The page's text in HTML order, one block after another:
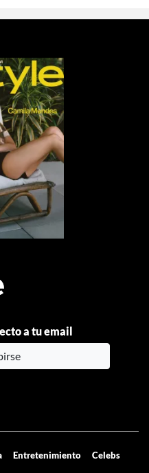
a tu email
Entretenimiento Celebs